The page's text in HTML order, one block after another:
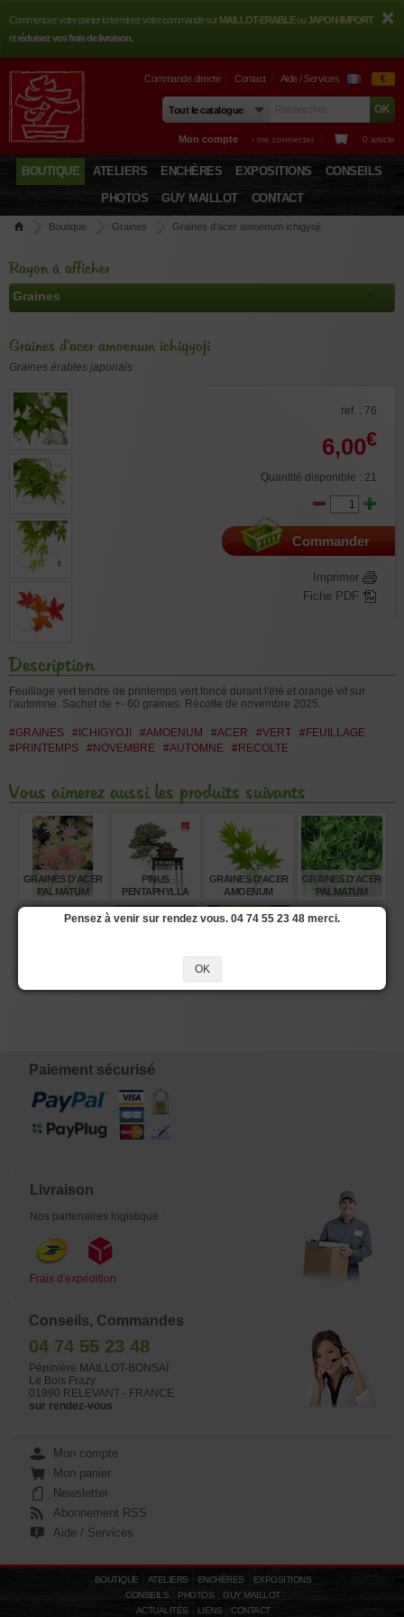
Commencez votre panier ici terminez votre commande surMAILLOT-ERABLEouJAPON-IMPORT
etréduisez vos frais de livraison.
Commande directe Contact Aide / Services €
Mon compte › me connecter 0 article
BOUTIQUE ATELIERS ENCHÈRES EXPOSITIONS
CONSEILS
PHOTOS
GUY MAILLOT CONTACT
Boutique Graines Graines d'acer amoenum ichigyoji
Rayon à afficher
Graines d'acer amoenum ichigyoji
Graines érables japonais
ref. : 76
6,00€
Quantité disponible : 21
Commander
Imprimer
Fiche PDF
Description
Feuillage vert tendre de printemps vert foncé durant l'été et orangé vif sur
l'automne. Sachet de +- 60 graines. Récolte de novembre 2025.
#GRAINES #ICHIGYOJI #AMOENUM #ACER #VERT
#FEUILLAGE
#PRINTEMPS
#NOVEMBRE #AUTOMNE #RECOLTE
Vous aimerez aussi les produits suivants
GRAINES D'ACER
PALMATUM
MOONRISE
PINUS
PENTAPHYLLA
NASU GOYO
REF:21020259
GRAINES D'ACER
AMOENUM
SATSUKI BENI
GRAINES D'ACER
PALMATUM
MIKAWA
YATSUBUSA
BUERGERIANUM
GRAINES D'ACER
MATSUMURAE
KAGA KUJAKU
ENKAN
Paiement sécurisé
Livraison
Nos partenaires logistique :
Frais d'expédition
Conseils, Commandes
04 74 55 23 48
Pépinière MAILLOT-BONSAÏ
Le Bois Frazy
01990 RELEVANT - FRANCE
sur rendez-vous
Mon compte
Mon panier
Newsletter
Abonnement RSS
Aide / Services
BOUTIQUE ATELIERS ENCHÈRES
EXPOSITIONS
CONSEILS
PHOTOS
GUY MAILLOT
ACTUALITÉS
LIENS CONTACT
Pensez à venir sur rendez vous. 04 74 55 23 48 merci.
OK